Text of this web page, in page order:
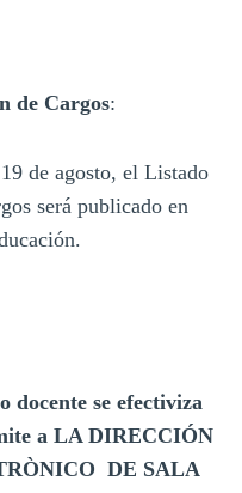
de Cargos:
el Listado
será publicado en
docente se efectiviza
a LA DIRECCIÓN
DE SALA